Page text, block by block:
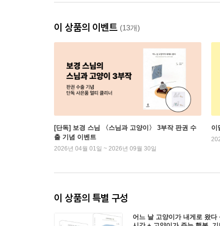
이 상품의 이벤트 (13개)
[단독] 보경 스님 〈스님과 고양이〉 3부작 판권 수
출 기념 이벤트
2026년 04월 01일 ~ 2026년 09월 30일
이
이 상품의 특별 구성
어느 날 고양이가 내게로 왔다